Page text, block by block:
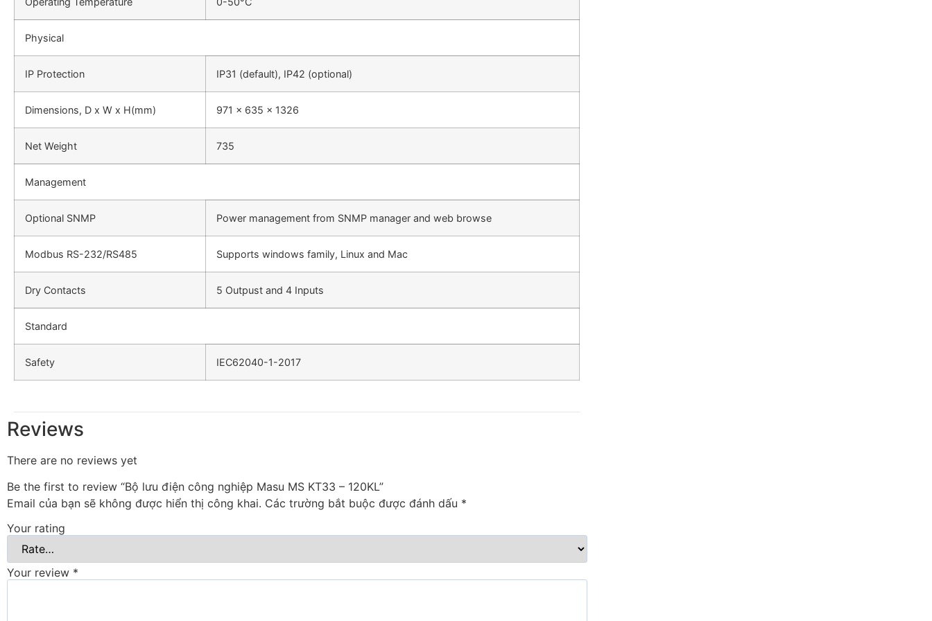
Physical
IP Protection IP31 (default), IP42 (optional)
Dimensions, D x W x H(mm) 971 x 635 x 1326
Net Weight 735
Management
Optional SNMP Power management from SNMP manager and web browse
Modbus RS-232/RS485 Supports windows family, Linux and Mac
Dry Contacts 5 Outpust and 4 Inputs
Standard
Safety IEC62040-1-2017
Reviews
There are no reviews yet
Be the first to review “Bộ lưu điện công nghiệp Masu MS KT33 – 120KL”
Email của bạn sẽ không được hiển thị công khai. Các trường bắt buộc được đánh dấu *
Your rating
Your review *